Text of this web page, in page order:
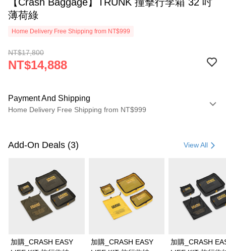
薄荷綠
Home Delivery Free Shipping from NT$999
NT$17,800
NT$14,888
Payment And Shipping
Home Delivery Free Shipping from NT$999
Credit Card (Full Payment)
0% for 3 months /month 21 Banks
Taiwan Cooperative Bank
First Commercial Bank
Hua Nan Commercial Bank
Chang Hwa Commercial Bank
The Shanghai Commercial &
Taipei Fubon Commercial Bank
Bank
0% for 6 monthsNT$2,481/month 21 Banks
Taiwan Cooperative Bank
First Commercial Bank
Hua Nan Commercial Bank
Chang Hwa Commercial Bank
Savings Bank
Cathay United Bank
Mega International Commercial
即享券
Apple Pay
Add-On Deals (3) View All
加購_CRASH EASY
加購_CRASH EASY
加購_CRASH